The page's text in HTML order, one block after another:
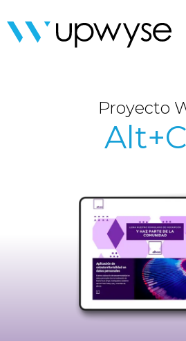
Proyecto